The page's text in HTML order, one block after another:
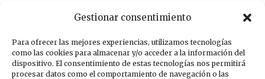
Gestionar consentimiento
Para ofrecer las mejores experiencias, utilizamos tecnologías
como las cookies para almacenar y/o acceder a la información del
dispositivo. El consentimiento de estas tecnologías nos permitirá
procesar datos como el comportamiento de navegación o las